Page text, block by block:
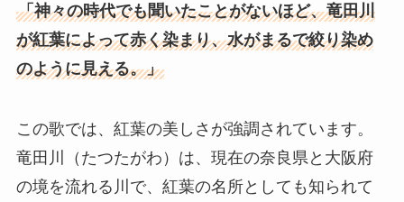
「神々の時代でも聞いたことがないほど、竜田川
が紅葉によって赤く染まり、水がまるで絞り染め
のように見える。」
この歌では、紅葉の美しさが強調されています。
竜田川（たつたがわ）は、現在の奈良県と大阪府
の境を流れる川で、紅葉の名所としても知られて